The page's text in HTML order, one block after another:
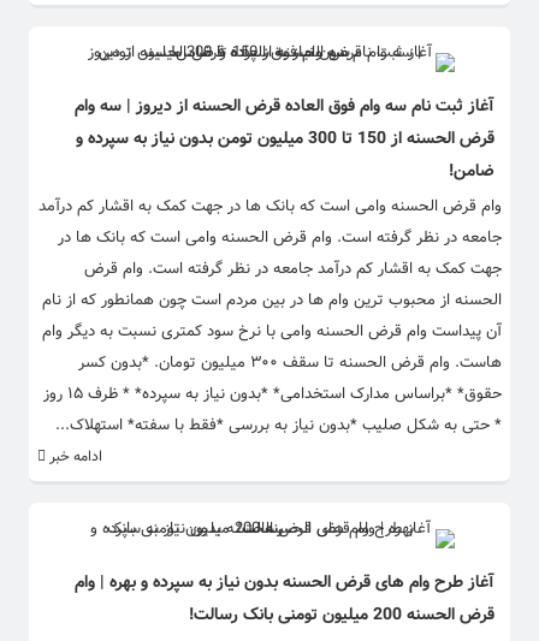
آغاز ثبت نام سه وام فوق العاده قرض الحسنه از دیروز | سه وام
قرض الحسنه از 150 تا 300 میلیون تومن بدون نیاز به سپرده و
ضامن!
وام قرض الحسنه وامی است که بانک ها در جهت کمک به اقشار کم درآمد
جامعه در نظر گرفته است. وام قرض الحسنه وامی است که بانک ها در
جهت کمک به اقشار کم درآمد جامعه در نظر گرفته است. وام قرض
الحسنه از محبوب ترین وام ها در بین مردم است چون همانطور که از نام
آن پیداست وام قرض الحسنه وامی با نرخ سود کمتری نسبت به دیگر وام
هاست. وام قرض الحسنه تا سقف ۳۰۰ میلیون تومان. *بدون کسر
حقوق* *براساس مدارک استخدامی* *بدون نیاز به سپرده* * ظرف ۱۵ روز
* حتی به شکل صلیب *بدون نیاز به بررسی *فقط با سفته* استهلاک...
ادامه خبر
آغاز طرح وام های قرض الحسنه بدون نیاز به سپرده و بهره | وام
قرض الحسنه 200 میلیون تومنی بانک رسالت!